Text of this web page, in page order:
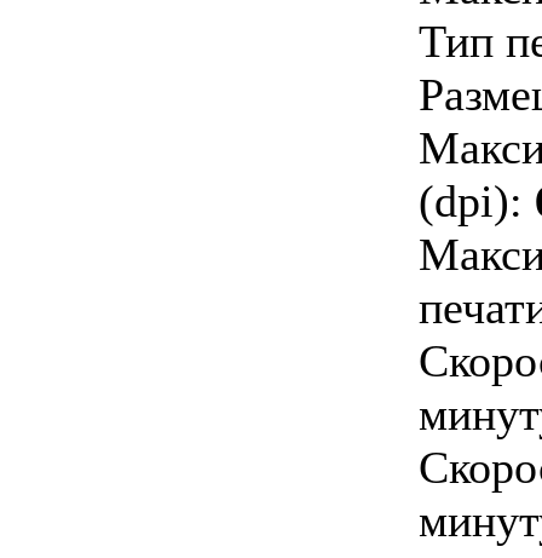
Тип
(dpi):